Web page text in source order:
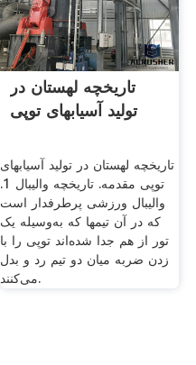
تاریخچه لهستان در
تولید آسیابهای توپی
تاریخچه لهستان در تولید آسیابهای
توپی مقدمه. تاریخچه والیبال 1.
والیبال ورزشی پرطرفدار است
که در آن تیمها که به‌وسیله یک
تور از هم جدا شده‌اند توپی را با
زدن ضربه میان دو تیم رد و بدل
می‌کنند.